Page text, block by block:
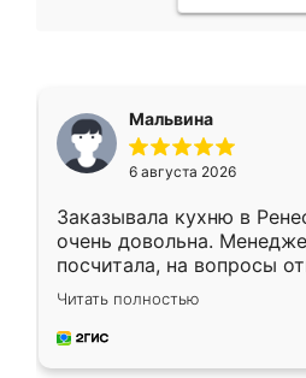
Мальвина
6 августа 2026
Заказывала кухню в
очень довольна.
посчитала, на вопросы
Замерщик приехал в
делу со всей
за день, ребята работали
Читать полностью